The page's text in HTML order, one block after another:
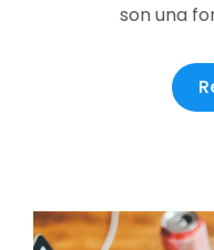
son una